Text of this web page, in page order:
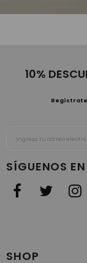
SHOP
SÍGUENOS EN
10%